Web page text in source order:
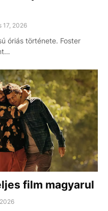
17, 2026
óriás története. Foster
film magyarul